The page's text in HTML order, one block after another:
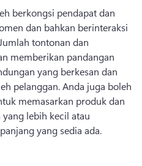
berkongsi pendapat dan
dan bahkan berinteraksi
tontonan dan
memberikan pandangan
yang berkesan dan
pelanggan. Anda juga boleh
memasarkan produk dan
lebih kecil atau
yang sedia ada.